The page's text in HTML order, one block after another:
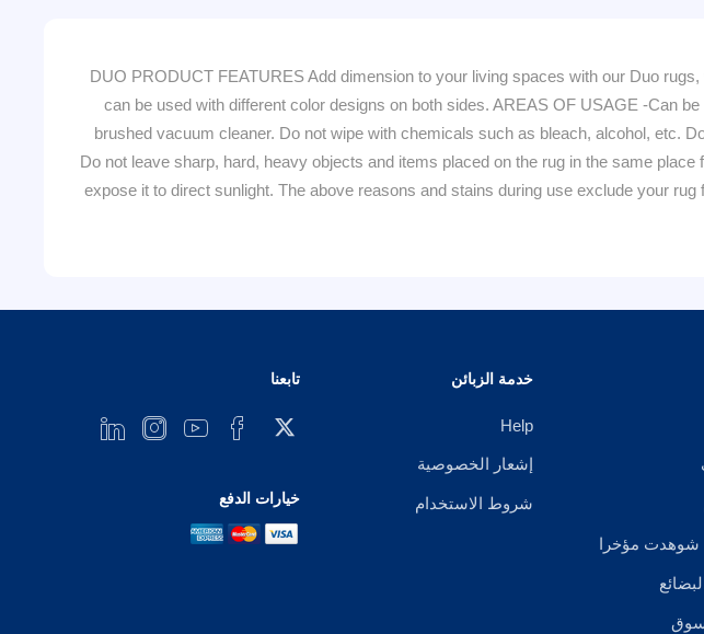
DUO PRODUCT FEATURES Add dimension to your living spaces with our Duo
can be used with different color designs on both sides. AREAS OF USAGE -Can
brushed vacuum cleaner. Do not wipe with chemicals such as bleach, alcohol, etc.
Do not leave sharp, hard, heavy objects and items placed on the rug in the same
expose it to direct sunlight. The above reasons and stains during use exclude your
شوهدت مؤخرا
خدمة الزبائن
Help
إشعار الخصوصية
شروط الاستخدام
تابعنا
خيارات الدفع